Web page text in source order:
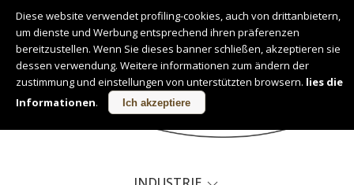
Deutsch
PRODUKTE
Diese website verwendet profiling-cookies, auch von drittanbietern,
um dienste und Werbung entsprechend ihren präferenzen
bereitzustellen. Wenn Sie dieses banner schließen, akzeptieren sie
dessen verwendung. Weitere informationen zum ändern der
zustimmung und einstellungen von unterstützten browsern. lies die
Informationen. Ich akzeptiere